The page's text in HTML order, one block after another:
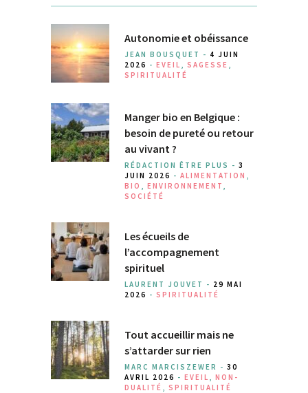
Autonomie et obéissance
JEAN BOUSQUET - 4 JUIN
2026 - EVEIL , SAGESSE ,
SPIRITUALITÉ
Manger bio en Belgique :
besoin de pureté ou retour
au vivant ?
RÉDACTION ÊTRE PLUS - 3
JUIN 2026 - ALIMENTATION ,
BIO , ENVIRONNEMENT ,
SOCIÉTÉ
Les écueils de
l’accompagnement
spirituel
LAURENT JOUVET - 29 MAI
2026 - SPIRITUALITÉ
Tout accueillir mais ne
s’attarder sur rien
MARC MARCISZEWER - 30
AVRIL 2026 - EVEIL , NON-
DUALITÉ , SPIRITUALITÉ